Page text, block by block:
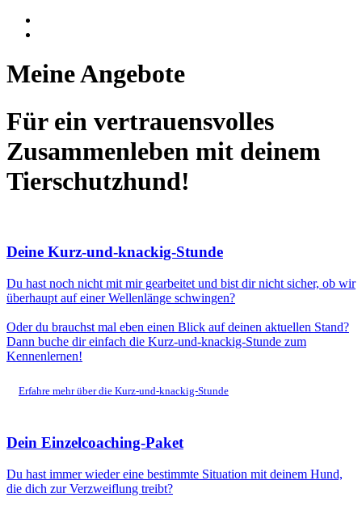
Meine Angebote
Für ein vertrauensvolles
Zusammenleben mit deinem
Tierschutzhund!
Deine Kurz-und-knackig-Stunde
Du hast noch nicht mit mir gearbeitet und bist dir nicht sicher, ob wir
überhaupt auf einer Wellenlänge schwingen?
Oder du brauchst mal eben einen Blick auf deinen aktuellen Stand?
Dann buche dir einfach die Kurz-und-knackig-Stunde zum
Kennenlernen!
Erfahre mehr über die Kurz-und-knackig-Stunde
Dein Einzelcoaching-Paket
Du hast immer wieder eine bestimmte Situation mit deinem Hund,
die dich zur Verzweiflung treibt?